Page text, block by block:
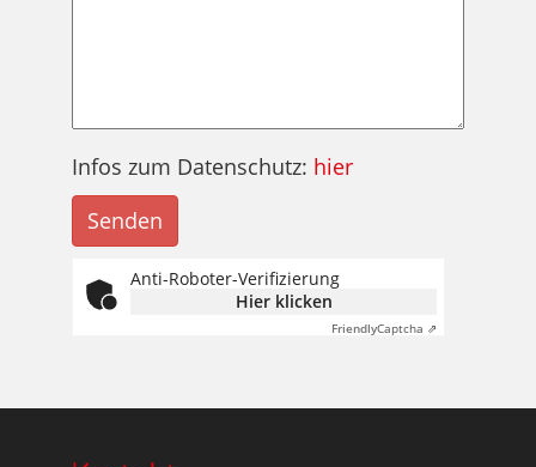
Infos zum Datenschutz: hier
Anti-Roboter-Verifizierung
Hier klicken
FriendlyCaptcha ⇗